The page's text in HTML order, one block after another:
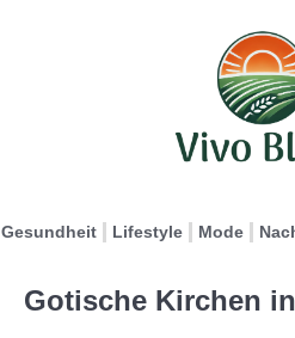
Gesundheit Lifestyle Mode
Gotische Kirchen